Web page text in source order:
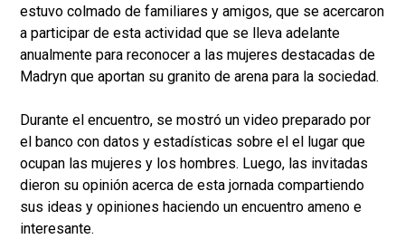
estuvo colmado de familiares y amigos, que se acercaron
a participar de esta actividad que se lleva adelante
anualmente para reconocer a las mujeres destacadas de
Madryn que aportan su granito de arena para la sociedad.
Durante el encuentro, se mostró un video preparado por
el banco con datos y estadísticas sobre el el lugar que
ocupan las mujeres y los hombres. Luego, las invitadas
dieron su opinión acerca de esta jornada compartiendo
sus ideas y opiniones haciendo un encuentro ameno e
interesante.